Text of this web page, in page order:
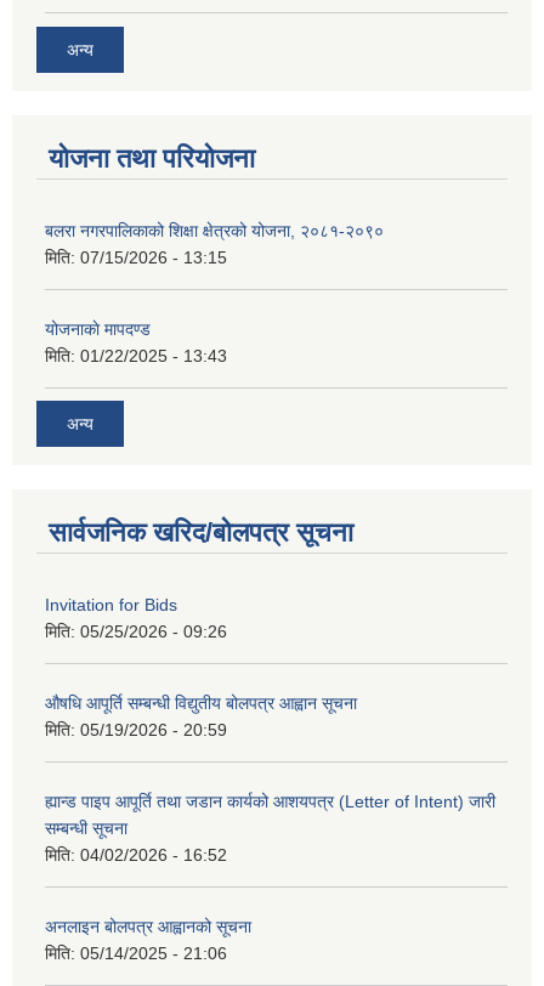
अन्य
योजना तथा परियोजना
बलरा नगरपालिकाको शिक्षा क्षेत्रको योजना, २०८१-२०९०
मिति: 07/15/2026 - 13:15
योजनाकाे मापदण्ड
मिति: 01/22/2025 - 13:43
अन्य
सार्वजनिक खरिद/बोलपत्र सूचना
Invitation for Bids
मिति: 05/25/2026 - 09:26
औषधि आपूर्ति सम्बन्धी विद्युतीय बोलपत्र आह्वान सूचना
मिति: 05/19/2026 - 20:59
ह्यान्ड पाइप आपूर्ति तथा जडान कार्यको आशयपत्र (Letter of Intent) जारी
सम्बन्धी सूचना
मिति: 04/02/2026 - 16:52
अनलाइन बोलपत्र आह्वानको सूचना
मिति: 05/14/2025 - 21:06